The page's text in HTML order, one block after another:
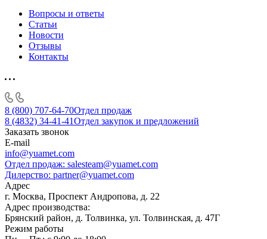
Вопросы и ответы
Статьи
Новости
Отзывы
Контакты
8 (800) 707-64-70Отдел продаж
8 (4832) 34-41-41Отдел закупок и предложений
Заказать звонок
E-mail
info@yuamet.com
Отдел продаж: salesteam@yuamet.com
Дилерство: partner@yuamet.com
Адрес
г. Москва, Проспект Андропова, д. 22
Адрес производства:
Брянский район, д. Толвинка, ул. Толвинская, д. 47Г
Режим работы